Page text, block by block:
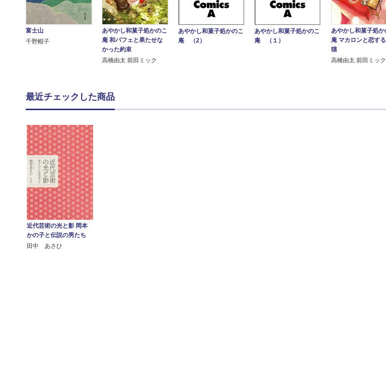
富士山
千野帽子
あやかし和菓子処かのこ
庵 和パフェと果たせな
かった約束
高橋由太 前田ミック
あやかし和菓子処かのこ
庵 （2）
あやかし和菓子処かのこ
庵 （１）
あやかし和菓子処か
庵 マカロンと恋す
猫
高橋由太 前田ミック
最近チェックした商品
近代芸術の光と影 岡本
かの子と伝説の男たち
田中 あさひ